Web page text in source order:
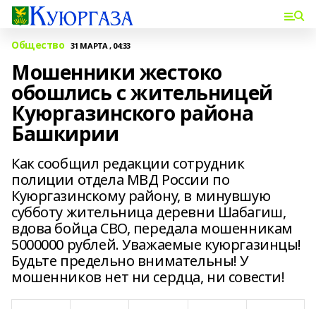
Общество 31 МАРТА , 04:33
Мошенники жестоко
обошлись с жительницей
Куюргазинского района
Башкирии
Как сообщил редакции сотрудник
полиции отдела МВД России по
Куюргазинскому району, в минувшую
субботу жительница деревни Шабагиш,
вдова бойца СВО, передала мошенникам
5000000 рублей. Уважаемые куюргазинцы!
Будьте предельно внимательны! У
мошенников нет ни сердца, ни совести!